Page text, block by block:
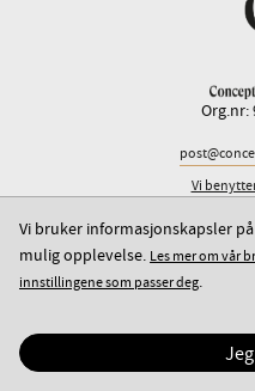
Org.nr:
Vi
Dine
Vi bruker informasjonskapsler
mulig opplevelse. Les mer om vår
innstillingene som passer deg.